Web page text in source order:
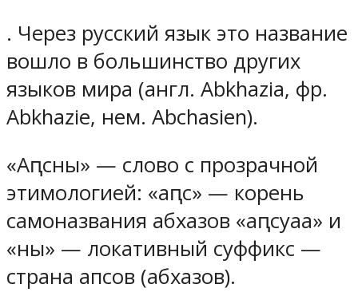
. Через русский язык это название
вошло в большинство других
языков мира (англ. Abkhazia, фр.
Abkhazie, нем. Abchasien).
«Аԥсны» — слово с прозрачной
этимологией: «аԥс» — корень
самоназвания абхазов «аԥсуаа» и
«ны» — локативный суффикс —
страна апсов (абхазов).